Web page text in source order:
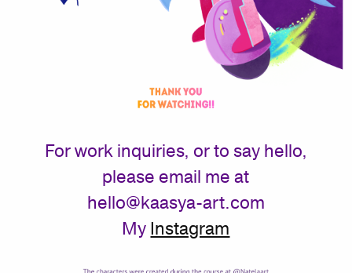
For work inquiries, or to say hello,
please email me at
hello@kaasya-art.com
MyInstagram